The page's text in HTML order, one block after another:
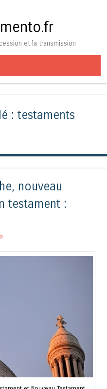
et la transmission
: testaments
nouveau
testament :